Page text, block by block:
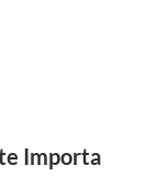
Importa